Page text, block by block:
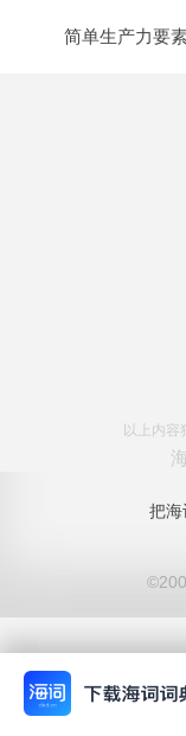
简单生产力要
以上内容
把海